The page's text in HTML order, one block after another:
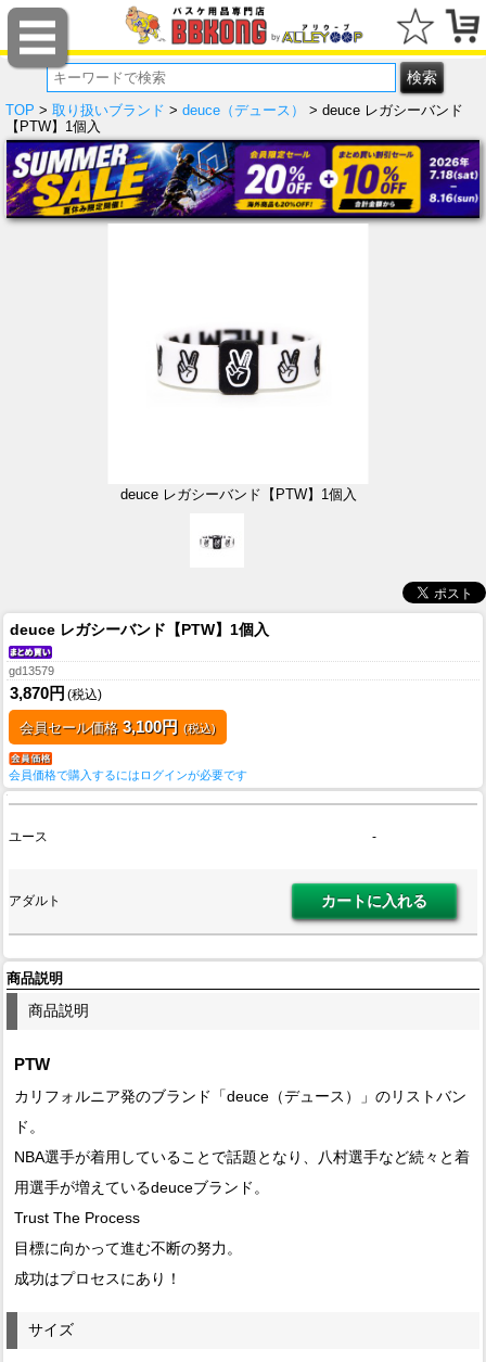
TOP > 取り扱いブランド > deuce（デュース）
> deuce レガシーバンド
【PTW】1個入
deuce レガシーバンド【PTW】1個入
deuce レガシーバンド【PTW】1個入
gd13579
3,870円 (税込)
会員セール価格 3,100円 (税込)
会員価格で購入するにはログインが必要です
ユース -
アダルト
商品説明
商品説明
PTW
カリフォルニア発のブランド「deuce（デュース）」のリストバン
ド。
NBA選手が着用していることで話題となり、八村選手など続々と着
用選手が増えているdeuceブランド。
Trust The Process
目標に向かって進む不断の努力。
成功はプロセスにあり！
サイズ